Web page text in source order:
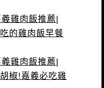
雞肉飯推薦|
的雞肉飯早餐
雞肉飯推薦|
椒!嘉義必吃雞